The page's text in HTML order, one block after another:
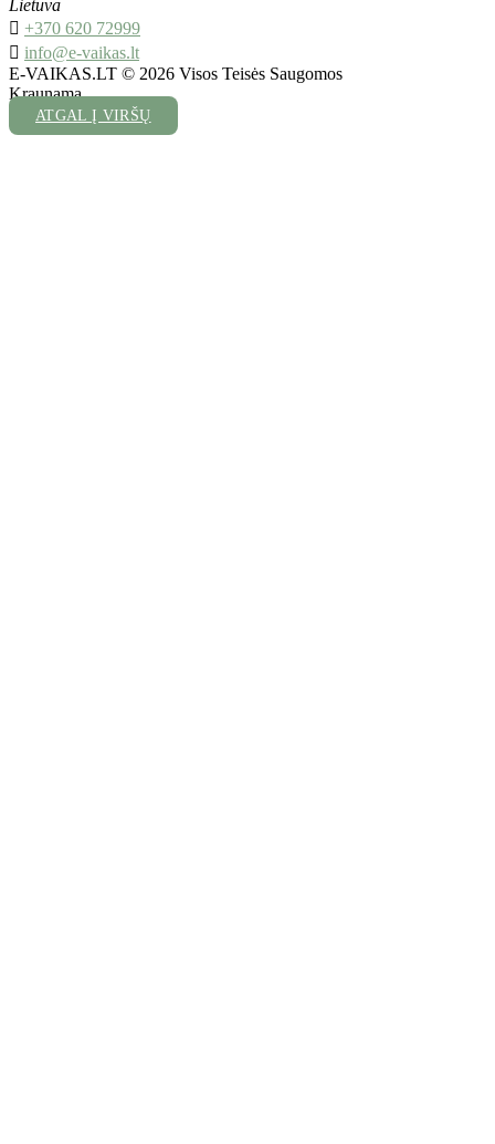
Lietuva
 +370 620 72999
 info@e-vaikas.lt
E-VAIKAS.LT © 2026 Visos Teisės Saugomos
Kraunama...
ATGAL Į VIRŠŲ